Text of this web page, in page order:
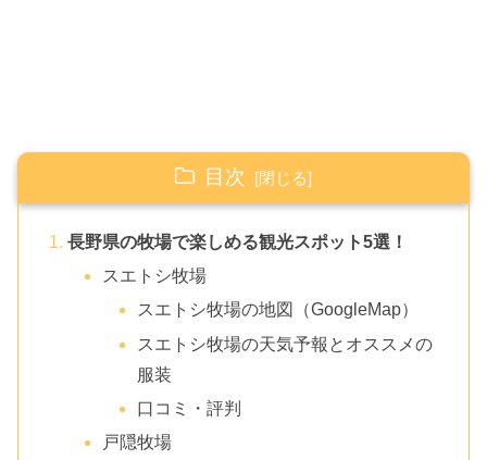
目次
長野県の牧場で楽しめる観光スポット5選！
スエトシ牧場
スエトシ牧場の地図（GoogleMap）
スエトシ牧場の天気予報とオススメの
服装
口コミ・評判
戸隠牧場